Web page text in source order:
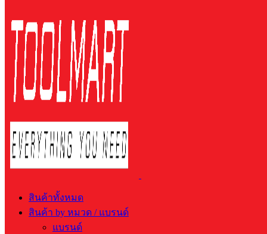
สินค้าทั้งหมด
สินค้า by หมวด / แบรนด์
แบรนด์